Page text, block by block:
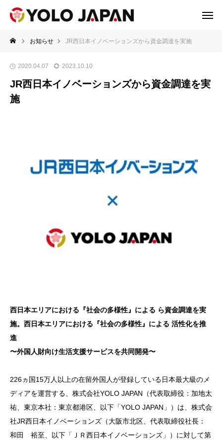
お知らせ JR⻄⽇本イノベーションズから資⾦調達を実施
2020.04.07 2023.10.10
JR⻄⽇本イノベーションズから資⾦調達を実
施
⻄⽇本エリアにおける『社会の多様性』による ら資⾦調達を実
施。⻄⽇本エリアにおける『社会の多様性』による 活性化を推
進
〜外国⼈財向け⽣活⽀援サービスを共同開発〜
226ヵ国15万人以上の在留外国人が登録している日本最大級のメ
ディアを運営する、株式会社YOLO JAPAN（代表取締役：加地太
祐、東京本社：東京都港区、以下「YOLO JAPAN」）は、株式会
社JR西日本イノベーションズ（大阪市北区、代表取締役社長：
和田 裕至、以下「ＪＲ西日本イノベーションズ」）に対して第